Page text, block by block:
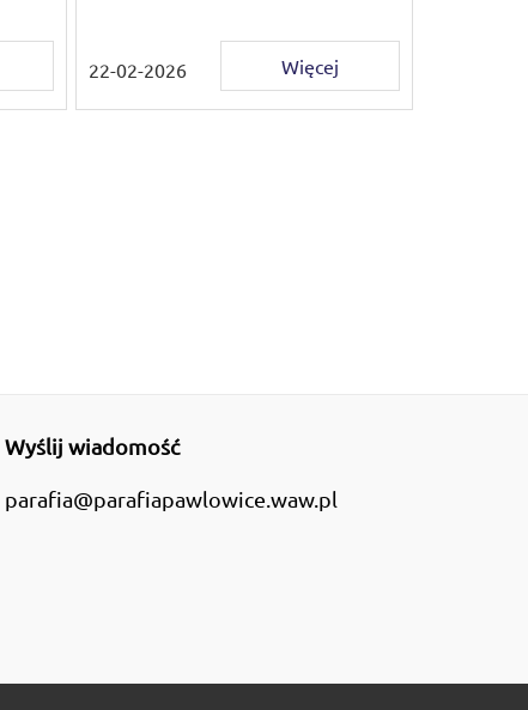
22-02-2026 Więcej
Wyślij wiadomość
parafia@parafiapawlowice.waw.pl